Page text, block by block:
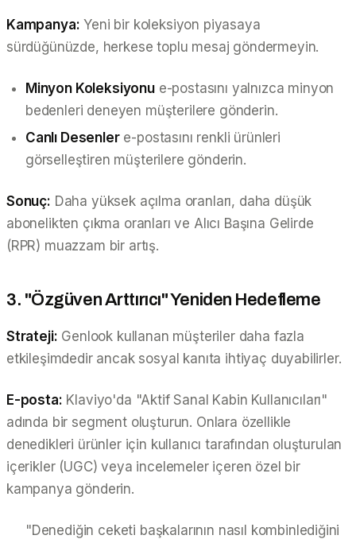
Kampanya: Yeni bir koleksiyon piyasaya
sürdüğünüzde, herkese toplu mesaj göndermeyin.
Minyon Koleksiyonue-postasını yalnızca minyon
bedenleri deneyen müşterilere gönderin.
Canlı Desenlere-postasını renkli ürünleri
görselleştiren müşterilere gönderin.
Sonuç: Daha yüksek açılma oranları, daha düşük
abonelikten çıkma oranları ve Alıcı Başına Gelirde
(RPR) muazzam bir artış.
3. "Özgüven Arttırıcı" Yeniden Hedefleme
Strateji: Genlook kullanan müşteriler daha fazla
etkileşimdedir ancak sosyal kanıta ihtiyaç duyabilirler.
E-posta: Klaviyo'da "Aktif Sanal Kabin Kullanıcıları"
adında bir segment oluşturun. Onlara özellikle
denedikleri ürünler için kullanıcı tarafından oluşturulan
içerikler (UGC) veya incelemeler içeren özel bir
kampanya gönderin.
"Denediğin ceketi başkalarının nasıl kombinlediğini